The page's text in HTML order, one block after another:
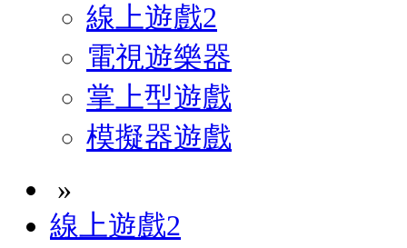
線上遊戲2
電視遊樂器
掌上型遊戲
模擬器遊戲
»
線上遊戲2